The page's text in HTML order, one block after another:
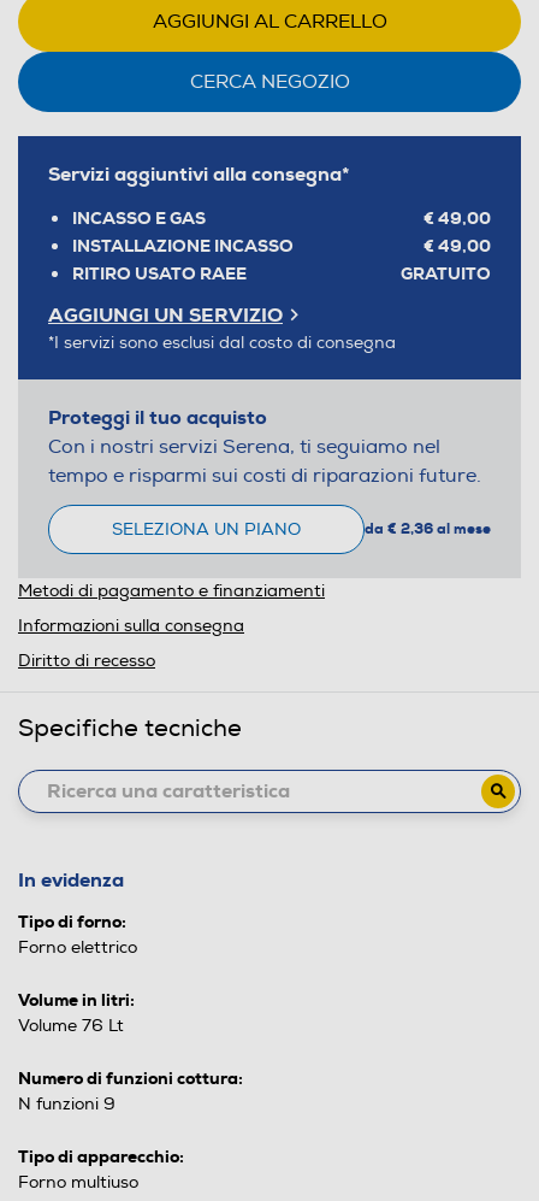
AGGIUNGI AL CARRELLO
CERCA NEGOZIO
Servizi aggiuntivi alla consegna*
INCASSO E GAS
€ 49,00
INSTALLAZIONE INCASSO
€ 49,00
RITIRO USATO RAEE
GRATUITO
AGGIUNGI UN SERVIZIO
*I servizi sono esclusi dal costo di consegna
Proteggi il tuo acquisto
Con i nostri servizi Serena, ti seguiamo nel
tempo e risparmi sui costi di riparazioni future.
SELEZIONA UN PIANO da € 2,36 al mese
Metodi di pagamento e finanziamenti
Informazioni sulla consegna
Diritto di recesso
Specifiche tecniche
In evidenza
Tipo di forno:
Forno elettrico
Volume in litri:
Volume 76 Lt
Numero di funzioni cottura:
N funzioni 9
Tipo di apparecchio:
Forno multiuso